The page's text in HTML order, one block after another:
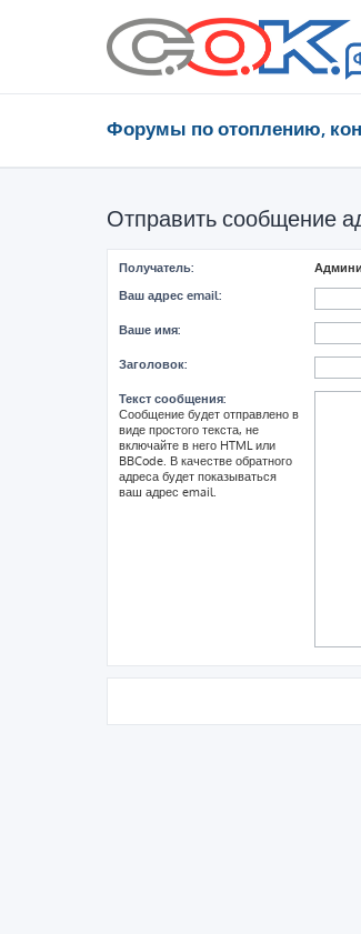
Форумы по отоплению,
Отправить сообщение
Получатель:
Ваш адрес email:
Ваше имя:
Заголовок:
Текст сообщения:
Сообщение будет отправлено в
виде простого текста, не
включайте в него HTML или
BBCode. В качестве обратного
адреса будет показываться
ваш адрес email.